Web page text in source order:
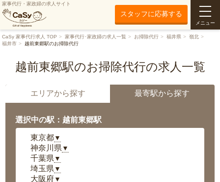
家事代行・家政婦の求人サイト
スタッフに応募する
メニュー
CaSy 家事代行求人 TOP 家事代行･家政婦の求人一覧 お掃除代行 福井県
嶺北
福井市
越前東郷駅のお掃除代行
越前東郷駅のお掃除代行の求人一覧
エリアから探す 最寄駅から探す
選択中の駅：越前東郷駅
東京都▼
神奈川県 ▼
千葉県 ▼
埼玉県 ▼
大阪府▼